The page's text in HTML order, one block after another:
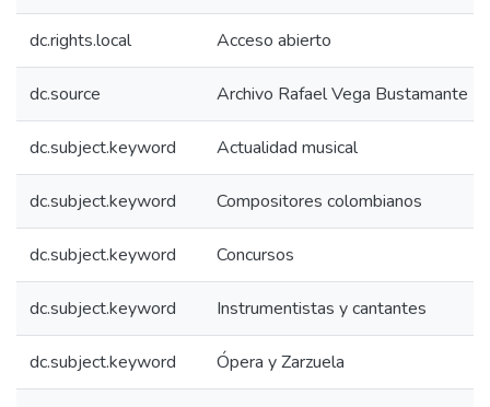
dc.rights.local Acceso abierto
dc.source Archivo Rafael Vega Bustamante
dc.subject.keyword Actualidad musical
dc.subject.keyword Compositores colombianos
dc.subject.keyword Concursos
dc.subject.keyword Instrumentistas y cantantes
dc.subject.keyword Ópera y Zarzuela